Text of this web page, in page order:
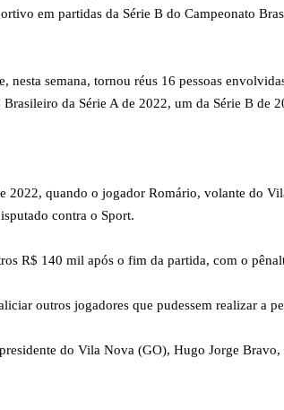
em partidas da Série B do Campeonato
semana, tornou réus 16 pessoas
da Série A de 2022, um da Série B de
quando o jogador Romário, volante do
contra o Sport.
R$ 140 mil após o fim da partida, com o
outros jogadores que pudessem realizar a
do Vila Nova (GO), Hugo Jorge